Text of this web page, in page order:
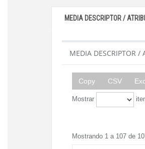
MEDIA DESCRIPTOR /
MEDIA DESCRIPTOR /
Copy CSV
Mostrar
Mostrando 1 a 107 de